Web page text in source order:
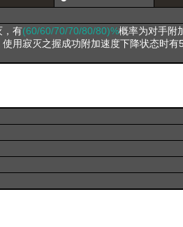
，有(60/60/70/70/80/80)%概率为对手附
使用寂灭之握成功附加速度下降状态时